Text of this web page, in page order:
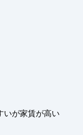
いが家賃が高い